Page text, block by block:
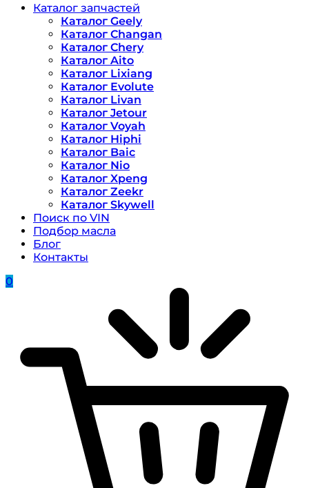
Каталог запчастей
Каталог Geely
Каталог Changan
Каталог Chery
Каталог Aito
Каталог Lixiang
Каталог Evolute
Каталог Livan
Каталог Jetour
Каталог Voyah
Каталог Hiphi
Каталог Baic
Каталог Nio
Каталог Xpeng
Каталог Zeekr
Каталог Skywell
Поиск по VIN
Подбор масла
Блог
Контакты
0